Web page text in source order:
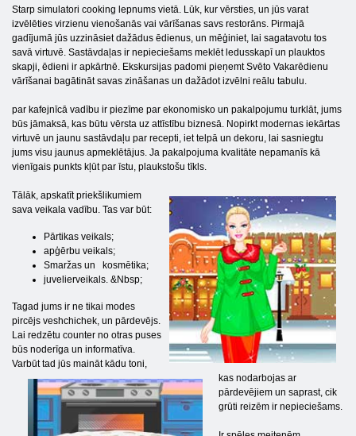
Starp simulatori cooking lepnums vietā. Lūk, kur vērsties, un jūs varat
izvēlēties virzienu vienošanās vai vārīšanas savs restorāns. Pirmajā
gadījumā jūs uzzināsiet dažādus ēdienus, un mēģiniet, lai sagatavotu tos
savā virtuvē. Sastāvdaļas ir nepieciešams meklēt ledusskapī un plauktos
skapji, ēdieni ir apkārtnē. Ekskursijas padomi pieņemt Svēto Vakarēdienu
vārīšanai bagātināt savas zināšanas un dažādot izvēlni reālu tabulu.
par kafejnīcā vadību ir piezīme par ekonomisko un pakalpojumu turklāt, jums
būs jāmaksā, kas būtu vērsta uz attīstību biznesā. Nopirkt modernas iekārtas
virtuvē un jaunu sastāvdaļu par recepti, iet telpā un dekoru, lai sasniegtu
jums visu jaunus apmeklētājus. Ja pakalpojuma kvalitāte nepamanīs kā
vienīgais punkts kļūt par īstu, plaukstošu tīkls.
Tālāk, apskatīt priekšlikumiem
sava veikala vadību. Tas var būt:
Pārtikas veikals;
apģērbu veikals;
Smaržas un kosmētika;
juvelierveikals. &Nbsp;
Tagad jums ir ne tikai modes
pircējs veshchichek, un pārdevējs.
Lai redzētu counter no otras puses
būs noderīga un informatīva.
Varbūt tad jūs maināt kādu toni,
kas nodarbojas ar
pārdevējiem un saprast, cik
grūti reizēm ir nepieciešams.